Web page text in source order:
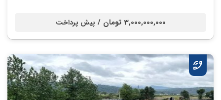
3,000,000,000 تومان / پیش پرداخت